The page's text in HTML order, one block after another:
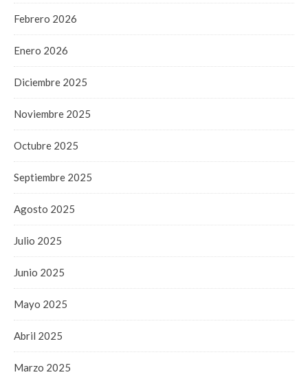
Febrero 2026
Enero 2026
Diciembre 2025
Noviembre 2025
Octubre 2025
Septiembre 2025
Agosto 2025
Julio 2025
Junio 2025
Mayo 2025
Abril 2025
Marzo 2025